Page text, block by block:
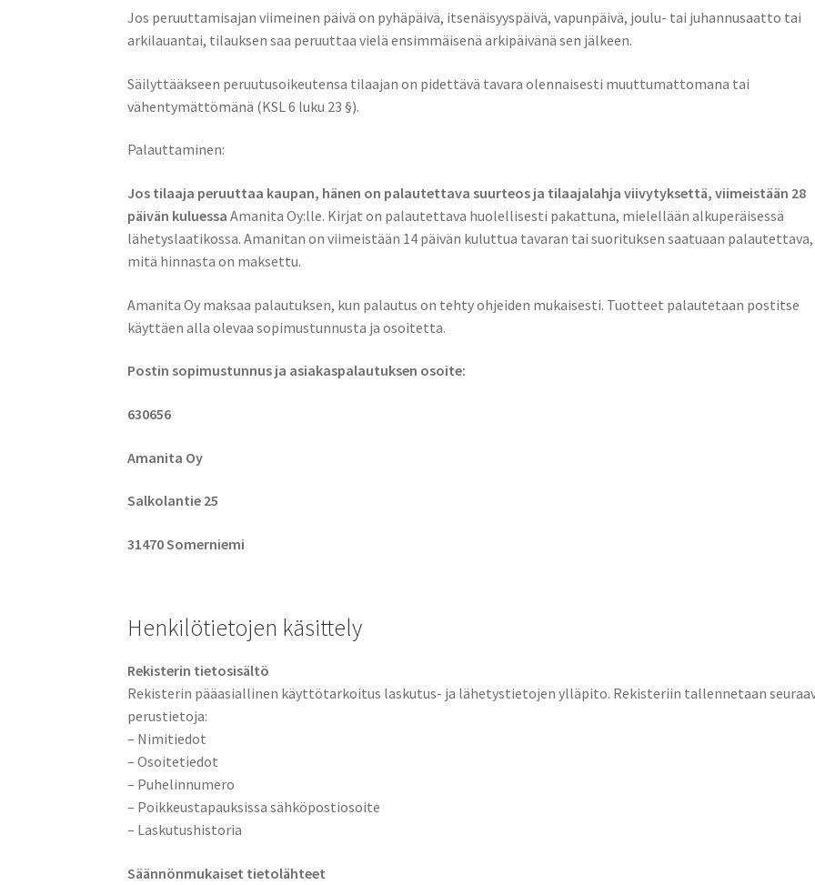
Jos peruuttamisajan viimeinen päivä on pyhäpäivä, itsenäisyyspäivä, vapunpäivä, joulu- tai juhannusaatto tai
arkilauantai, tilauksen saa peruuttaa vielä ensimmäisenä arkipäivänä sen jälkeen.
Säilyttääkseen peruutusoikeutensa tilaajan on pidettävä tavara olennaisesti muuttumattomana tai
vähentymättömänä (KSL 6 luku 23 §).
Palauttaminen:
Jos tilaaja peruuttaa kaupan, hänen on palautettava suurteos ja tilaajalahja viivytyksettä, viimeistään 28
päivän kuluessa Amanita Oy:lle. Kirjat on palautettava huolellisesti pakattuna, mielellään alkuperäisessä
lähetyslaatikossa. Amanitan on viimeistään 14 päivän kuluttua tavaran tai suorituksen saatuaan palautettava,
mitä hinnasta on maksettu.
Amanita Oy maksaa palautuksen, kun palautus on tehty ohjeiden mukaisesti. Tuotteet palautetaan postitse
käyttäen alla olevaa sopimustunnusta ja osoitetta.
Postin sopimustunnus ja asiakaspalautuksen osoite:
630656
Amanita Oy
Salkolantie 25
31470 Somerniemi
Henkilötietojen käsittely
Rekisterin tietosisältö
Rekisterin pääasiallinen käyttötarkoitus laskutus- ja lähetystietojen ylläpito. Rekisteriin tallennetaan
perustietoja:
– Nimitiedot
– Osoitetiedot
– Puhelinnumero
– Poikkeustapauksissa sähköpostiosoite
– Laskutushistoria
Säännönmukaiset tietolähteet